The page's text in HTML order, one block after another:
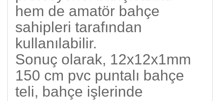
hem de amatör bahçe
sahipleri tarafından
kullanılabilir.
Sonuç olarak, 12x12x1mm
150 cm pvc puntalı bahçe
teli, bahçe işlerinde